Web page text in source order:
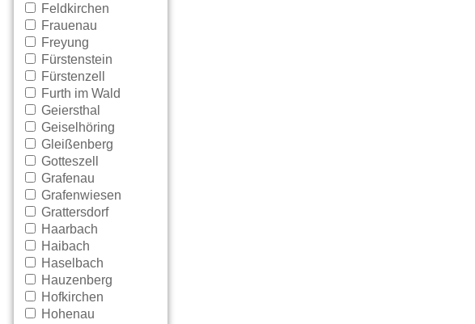
Feldkirchen
Frauenau
Freyung
Fürstenstein
Fürstenzell
Furth im Wald
Geiersthal
Geiselhöring
Gleißenberg
Gotteszell
Grafenau
Grafenwiesen
Grattersdorf
Haarbach
Haibach
Haselbach
Hauzenberg
Hofkirchen
Hohenau